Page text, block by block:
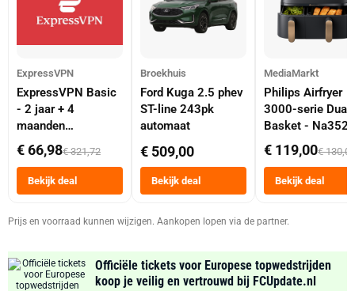
ExpressVPN
ExpressVPN Basic
- 2 jaar + 4
maanden
abonnement
€ 66,98€ 321,72
Bekijk deal
Broekhuis
Ford Kuga 2.5 phev
ST-line 243pk
automaat
€ 509,00
Bekijk deal
MediaMarkt
Philips Airfryer
3000-serie Dual
Basket -
Dubbele Mand 9
Tot 6 Personen
Heteluchtfriteuse
Zwart
€ 119,00€ 130,00
Bekijk deal
Prijs en voorraad kunnen wijzigen. Aankopen lopen via de partner.
Officiële tickets voor Europese topwedstrijden
koop je veilig en vertrouwd bij FCUpdate.nl